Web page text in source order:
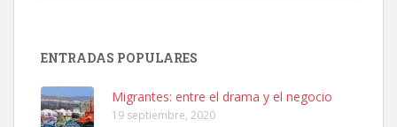
Leales.org » Gran Canaria
ENTRADAS POPULARES
Migrantes: entre el drama y el negocio
19 septiembre, 2020